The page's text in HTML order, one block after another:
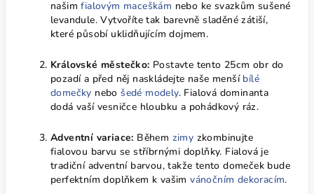
našimfialovým maceškám nebo ke svazkům sušené
levandule. Vytvoříte tak barevně sladěné zátiší,
které působí uklidňujícím dojmem.
Královské městečko: Postavte tento 25cm obr do
pozadí a před něj naskládejte naše menší bílé
domečky nebošedé modely. Fialová dominanta
dodá vaší vesničce hloubku a pohádkový ráz.
Adventní variace: Během zimy zkombinujte
fialovou barvu se stříbrnými doplňky. Fialová je
tradiční adventní barvou, takže tento domeček bude
perfektním doplňkem k vašimvánočním dekoracím.